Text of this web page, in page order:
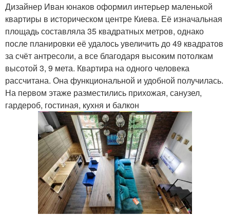
Дизайнер Иван юнаков оформил интерьер маленькой
квартиры в историческом центре Киева. Её изначальная
площадь составляла 35 квадратных метров, однако
после планировки её удалось увеличить до 49 квадратов
за счёт антресоли, а все благодаря высоким потолкам
высотой 3, 9 мета. Квартира на одного человека
рассчитана. Она функциональной и удобной получилась.
На первом этаже разместились прихожая, санузел,
гардероб, гостиная, кухня и балкон